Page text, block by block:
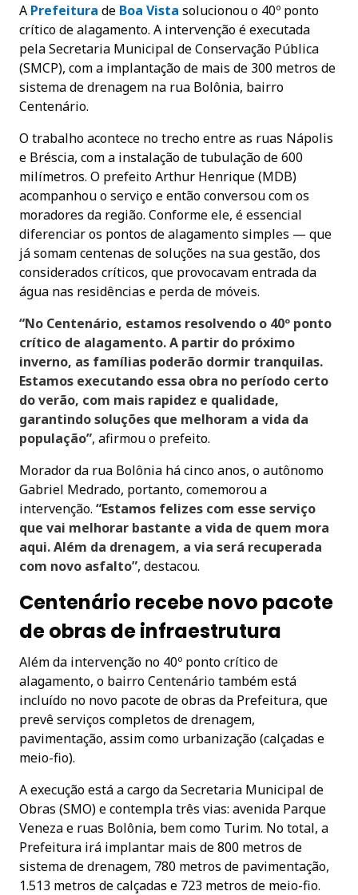
A Prefeitura de Boa Vista solucionou o 40º ponto
crítico de alagamento. A intervenção é executada
pela Secretaria Municipal de Conservação Pública
(SMCP), com a implantação de mais de 300 metros de
sistema de drenagem na rua Bolônia, bairro
Centenário.
O trabalho acontece no trecho entre as ruas Nápolis
e Bréscia, com a instalação de tubulação de 600
milímetros. O prefeito Arthur Henrique (MDB)
acompanhou o serviço e então conversou com os
moradores da região. Conforme ele, é essencial
diferenciar os pontos de alagamento simples — que
já somam centenas de soluções na sua gestão, dos
considerados críticos, que provocavam entrada da
água nas residências e perda de móveis.
“No Centenário, estamos resolvendo o 40º ponto
crítico de alagamento. A partir do próximo
inverno, as famílias poderão dormir tranquilas.
Estamos executando essa obra no período certo
do verão, com mais rapidez e qualidade,
garantindo soluções que melhoram a vida da
população”, afirmou o prefeito.
Morador da rua Bolônia há cinco anos, o autônomo
Gabriel Medrado, portanto, comemorou a
intervenção. “Estamos felizes com esse serviço
que vai melhorar bastante a vida de quem mora
aqui. Além da drenagem, a via será recuperada
com novo asfalto”, destacou.
Centenário recebe novo pacote
de obras de infraestrutura
Além da intervenção no 40º ponto crítico de
alagamento, o bairro Centenário também está
incluído no novo pacote de obras da Prefeitura, que
prevê serviços completos de drenagem,
pavimentação, assim como urbanização (calçadas e
meio-fio).
A execução está a cargo da Secretaria Municipal de
Obras (SMO) e contempla três vias: avenida Parque
Veneza e ruas Bolônia, bem como Turim. No total, a
Prefeitura irá implantar mais de 800 metros de
sistema de drenagem, 780 metros de pavimentação,
1.513 metros de calçadas e 723 metros de meio-fio.